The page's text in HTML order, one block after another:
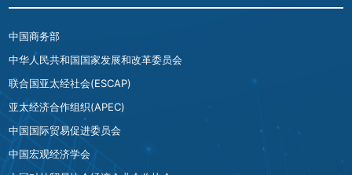
中国商务部
中华人民共和国国家发展和改革委员会
联合国亚太经社会(ESCAP)
亚太经济合作组织(APEC)
中国国际贸易促进委员会
中国宏观经济学会